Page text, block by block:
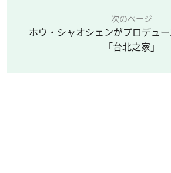
次のページ
ホウ・シャオシェンがプロデュ
「台北之家」